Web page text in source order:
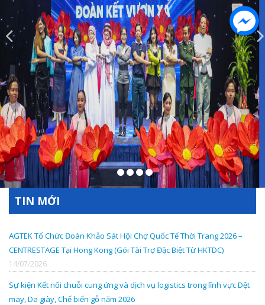
TIN MỚI
AGTEK Tổ Chức Đoàn Khảo Sát Hội Chợ Quốc Tế Thời Trang 2026 –
CENTRESTAGE Tại Hong Kong (Gói Tài Trợ Đặc Biệt Từ HKTDC)
14/07/2026
Sự kiện Kết nối chuỗi cung ứng và dịch vụ logistics trong lĩnh vực Dệt
may, Da giày, Chế biến gỗ năm 2026